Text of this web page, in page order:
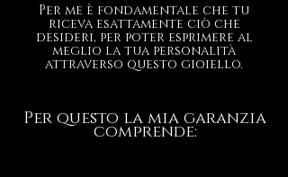
Per me è fondamentale che tu
riceva esattamente ciò che
desideri, per poter esprimere al
meglio la tua personalità
attraverso questo gioiello.
Per questo la mia garanzia
comprende: